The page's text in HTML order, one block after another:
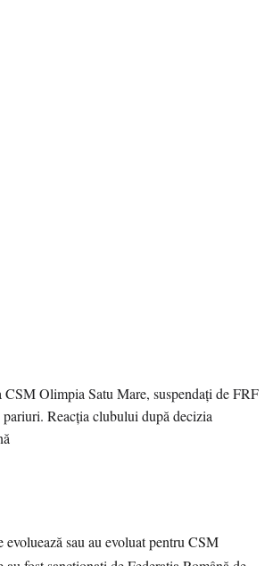
evoluează sau au evoluat pentru CSM